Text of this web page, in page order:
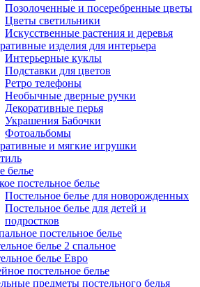
Позолоченные и посеребренные цветы
Цветы светильники
Искусственные растения и деревья
изделия для интерьера
Интерьерные куклы
Подставки для цветов
Ретро телефоны
Необычные дверные ручки
Декоративные перья
Украшения Бабочки
Фотоальбомы
и мягкие игрушки
белье
постельное белье
Постельное белье для новорожденных
Постельное белье для детей и
подростков
постельное белье
белье 2 спальное
белье Евро
постельное белье
предметы постельного белья